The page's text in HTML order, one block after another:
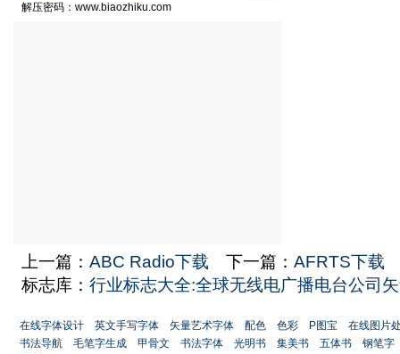
解压密码：www.biaozhiku.com
上一篇： ABC Radio下载 下一篇： AFRTS下载
标志库： 行业标志大全:全球无线电广播电台公司
在线字体设计 英文手写字体 矢量艺术字体 配色 色彩 P图宝
在线图片
书法导航
毛笔字生成 甲骨文 书法字体 光明书 集美书 五体书
钢笔字